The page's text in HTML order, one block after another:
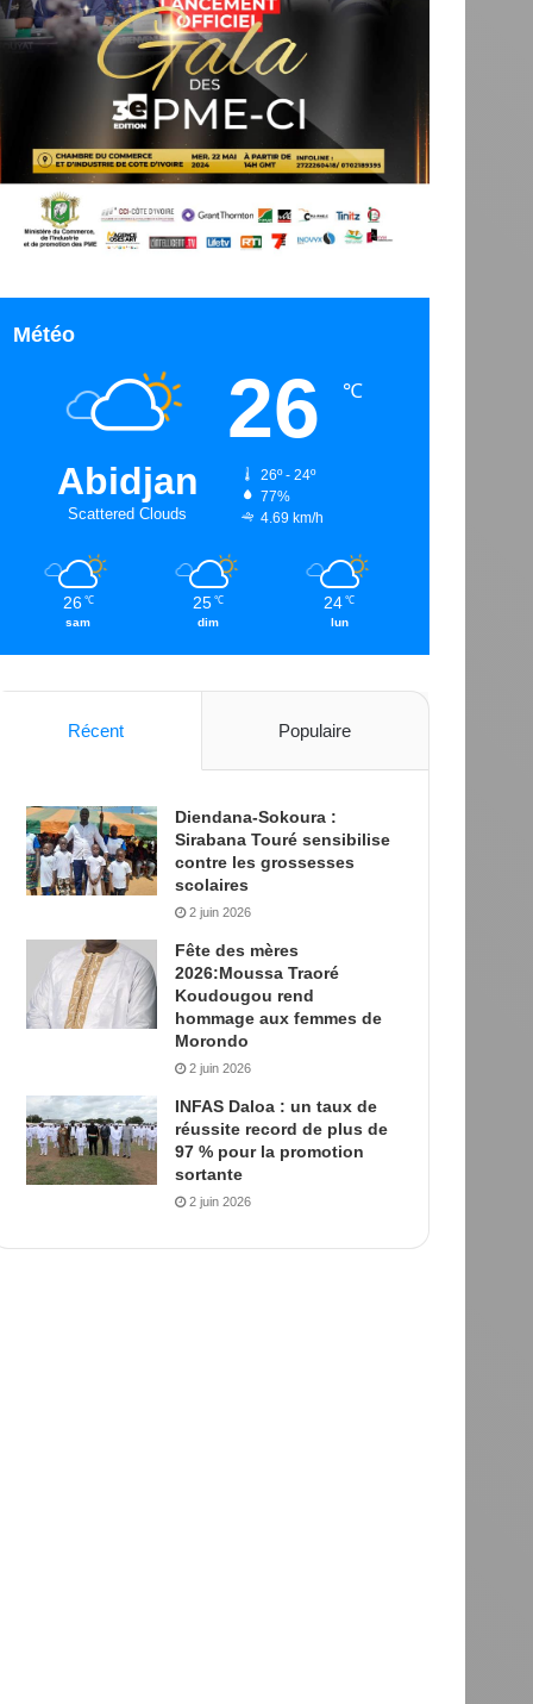
Météo
Abidjan
Scattered Clouds
26 ℃
26º - 24º
77%
4.69 km/h
26 ℃
sam
25 ℃
dim
24 ℃
lun
Récent Populaire
Diendana-Sokoura :
Sirabana Touré sensibilise
contre les grossesses
scolaires
2 juin 2026
Fête des mères
2026:Moussa Traoré
Koudougou rend
hommage aux femmes de
Morondo
2 juin 2026
INFAS Daloa : un taux de
réussite record de plus de
97 % pour la promotion
sortante
2 juin 2026